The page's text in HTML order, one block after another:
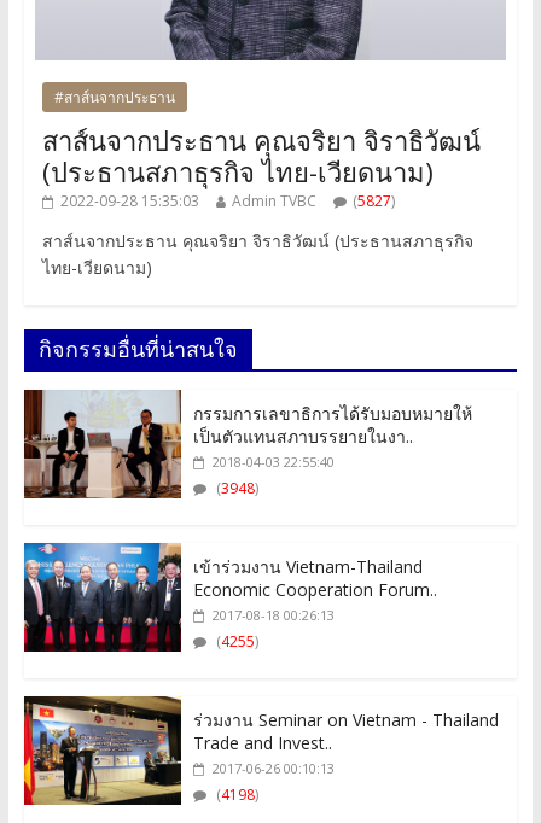
#สาส์นจากประธาน
สาส์นจากประธาน คุณจริยา จิราธิวัฒน์
(ประธานสภาธุรกิจ ไทย-เวียดนาม)
2022-09-28 15:35:03 Admin TVBC (5827)
สาส์นจากประธาน คุณจริยา จิราธิวัฒน์ (ประธานสภาธุรกิจ
ไทย-เวียดนาม)
กิจกรรมอื่นที่น่าสนใจ
กรรมการเลขาธิการได้รับมอบหมายให้
เป็นตัวแทนสภาบรรยายในงา..
2018-04-03 22:55:40
(3948)
เข้าร่วมงาน Vietnam-Thailand
Economic Cooperation Forum..
2017-08-18 00:26:13
(4255)
ร่วมงาน Seminar on Vietnam - Thailand
Trade and Invest..
2017-06-26 00:10:13
(4198)